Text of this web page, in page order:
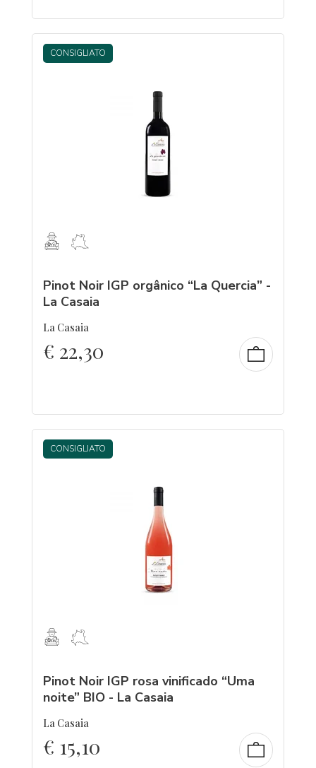
CONSIGLIATO
Pinot Noir IGP orgânico “La Quercia” -
La Casaia
La Casaia
€ 22,30
CONSIGLIATO
Pinot Noir IGP rosa vinificado “Uma
noite” BIO - La Casaia
La Casaia
€ 15,10